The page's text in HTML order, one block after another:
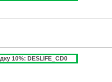
10%: DESLIFE_CD0